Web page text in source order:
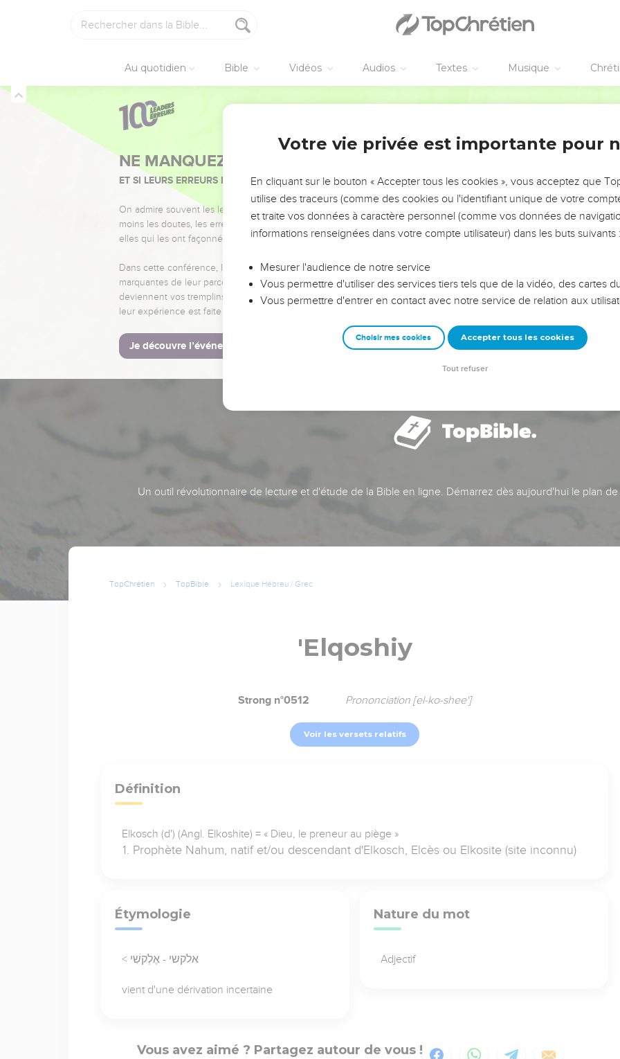
Au quotidien Bible Vidéos Audios Textes Musique
NE MANQUEZ PAS L’ÉVÉNEMENT DE L’ANNÉE !
ET SI LEURS ERREURS POUVAIENT VOUS ÉVITER LES VOTRES ?
On admire souvent les leaders pour leurs réussites, leur impact, leur foi ou leur vision. Mais on voit
moins les doutes, les erreurs et les saisons difficiles qu'ils ont traversés, alors même que ce sont
elles qui les ont façonnés.
Dans cette conférence, leaders, entrepreneurs, et responsables reviennent sur les erreurs
marquantes de leur parcours et les clés pour avancer avec plus de sagesse afin que leurs erreurs
deviennent vos tremplins. Que vous guidiez un ministère, une équipe, un groupe ou une famille,
leur expérience est faite pour vous.
Je découvre l’événement
Un outil révolutionnaire de lecture et d'étude de la Bible en ligne. Démarrez dès aujourd'hui le plan
TopChrétien TopBible Lexique Hébreu / Grec
'Elqoshiy
Strong n°0512 Prononciation [el-ko-shee']
Voir les versets relatifs
Définition
Elkosch (d') (Angl. Elkoshite) = « Dieu, le preneur au piège »
Prophète Nahum, natif et/ou descendant d'Elkosch, Elcès ou Elkosite (site inconnu)
Étymologie
< אלקשי - אֶלְקשִׁי
vient d'une dérivation incertaine
Nature du mot
Adjectif
Vous avez aimé ? Partagez autour de vous !
Votre vie privée est importante pour
En cliquant sur le bouton « Accepter tous les cookies », vous acceptez que
utilise des traceurs (comme des cookies ou l'identifiant unique de votre
et traite vos données à caractère personnel (comme vos données de
informations renseignées dans votre compte utilisateur) dans les buts suivants :
Mesurer l'audience de notre service
Vous permettre d'utiliser des services tiers tels que de la vidéo, des cartes
Vous permettre d'entrer en contact avec notre service de relation aux
Choisir mes cookies Accepter tous les cookies
Tout refuser